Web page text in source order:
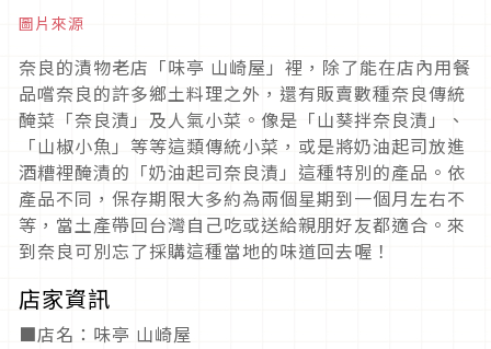
圖片來源
奈良的漬物老店「味亭 山崎屋」裡，除了能在店內用餐
品嚐奈良的許多鄉土料理之外，還有販賣數種奈良傳統
醃菜「奈良漬」及人氣小菜。像是「山葵拌奈良漬」、
「山椒小魚」等等這類傳統小菜，或是將奶油起司放進
酒糟裡醃漬的「奶油起司奈良漬」這種特別的產品。依
產品不同，保存期限大多約為兩個星期到一個月左右不
等，當土產帶回台灣自己吃或送給親朋好友都適合。來
到奈良可別忘了採購這種當地的味道回去喔！
店家資訊
■店名：味亭 山崎屋